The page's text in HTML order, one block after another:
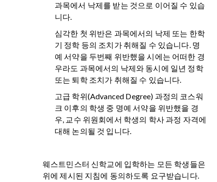
과목에서 낙제를 받는 것으로 이어질 수 있습
니다.
심각한 첫 위반은 과목에서의 낙제 또는 한학
기 정학 등의 조치가 취해질 수 있습니다. 명
예 서약을 두번째 위반했을 시에는 어떠한 경
우라도 과목에서의 낙제와 동시에 일년 정학
또는 퇴학 조치가 취해질 수 있습니다.
고급 학위(Advanced Degree) 과정의 코스워
크 이후의 학생 중 명예 서약을 위반했을 경
우, 교수 위원회에서 학생의 학사 과정 자격에
대해 논의될 것 입니다.
웨스트민스터 신학교에 입학하는 모든 학생들은
위에 제시된 지침에 동의하도록 요구받습니다.